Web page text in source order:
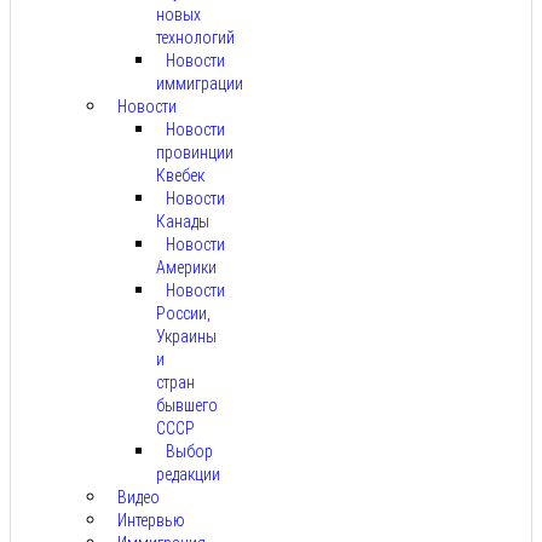
новых
технологий
Новости
иммиграции
Новости
Новости
провинции
Квебек
Новости
Канады
Новости
Америки
Новости
России,
Украины
и
стран
бывшего
СССР
Выбор
редакции
Видео
Интервью